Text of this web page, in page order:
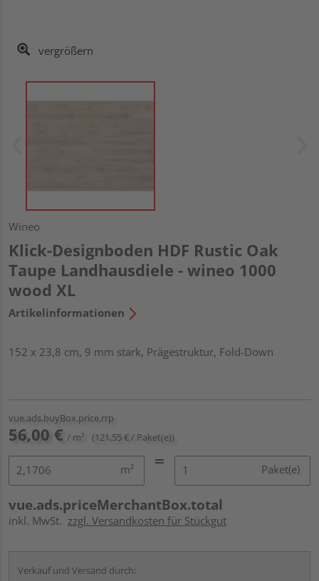
vergrößern
Wineo
Klick-Designboden HDF Rustic Oak
Taupe Landhausdiele - wineo 1000
wood XL
Artikelinformationen
152 x 23,8 cm, 9 mm stark, Prägestruktur, Fold-Down
vue.ads.buyBox.price.rrp
56,00 € / m² (121,55 € / Paket(e))
m² Paket(e)
vue.ads.priceMerchantBox.total
inkl. MwSt. zzgl. Versandkosten für Stückgut
Verkauf und Versand durch: